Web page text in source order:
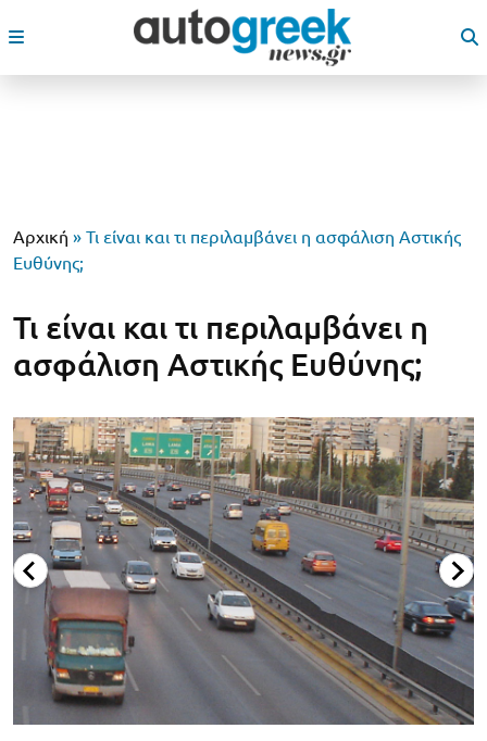
Αρχική » Τι είναι και τι περιλαμβάνει η ασφάλιση Αστικής
Ευθύνης;
Τι είναι και τι περιλαμβάνει η
ασφάλιση Αστικής Ευθύνης;